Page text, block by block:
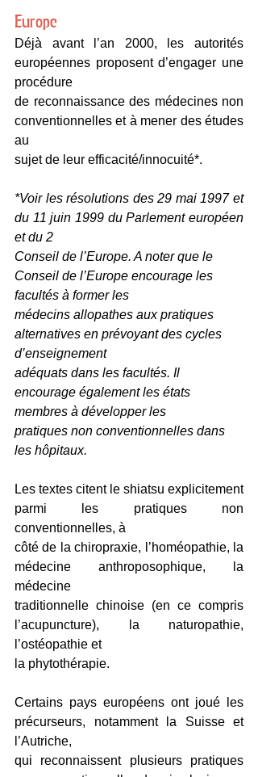
Europe
Déjà avant l’an 2000, les autorités
européennes proposent d’engager une
procédure
de reconnaissance des médecines non
conventionnelles et à mener des études
au
sujet de leur efficacité/innocuité*.
*Voir les résolutions des 29 mai 1997 et
du 11 juin 1999 du Parlement européen
et du 2
Conseil de l’Europe. A noter que le
Conseil de l’Europe encourage les
facultés à former les
médecins allopathes aux pratiques
alternatives en prévoyant des cycles
d’enseignement
adéquats dans les facultés. Il
encourage également les états
membres à développer les
pratiques non conventionnelles dans
les hôpitaux.
Les textes citent le shiatsu explicitement
parmi les pratiques non
conventionnelles, à
côté de la chiropraxie, l’homéopathie, la
médecine anthroposophique, la
médecine
traditionnelle chinoise (en ce compris
l’acupuncture), la naturopathie,
l’ostéopathie et
la phytothérapie.
Certains pays européens ont joué les
précurseurs, notamment la Suisse et
l’Autriche,
qui reconnaissent plusieurs pratiques